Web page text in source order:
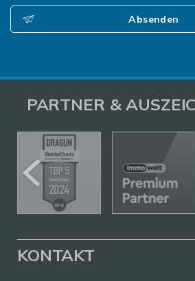
Absenden
PARTNER &
KONTAKT